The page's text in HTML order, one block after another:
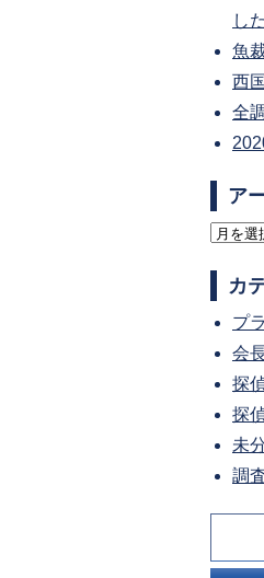
した
魚
西
全
ア
ア
イ
ブ
カ
プ
会
探
探
未
調